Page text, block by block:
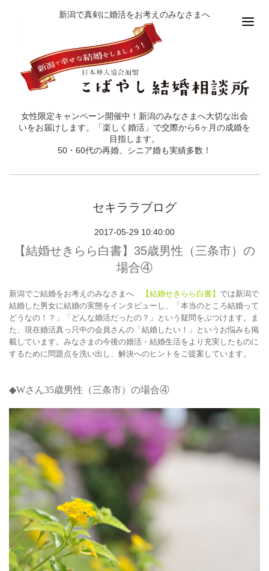
新潟で真剣に婚活をお考えのみなさまへ
女性限定キャンペーン開催中！新潟のみなさまへ大切な出会
いをお届けします。「楽しく婚活」で交際から6ヶ月の成婚を
目指します。
50・60代の再婚、シニア婚も実績多数！
セキララブログ
2017-05-29 10:40:00
【結婚せきらら白書】35歳男性（三条市）の
場合④
新潟でご結婚をお考えのみなさまへ 【結婚せきらら白書】 では新潟で
結婚した男女に結婚の実態をインタビューし、「本当のところ結婚って
どうなの！？」「どんな婚活だったの？」という疑問をぶつけます。ま
た、現在婚活真っ只中の会員さんの「結婚したい！」というお悩みも掲
載しています。みなさまの今後の婚活・結婚生活をより充実したものに
するために問題点を洗い出し、解決へのヒントをご提案しています。
◆Wさん35歳男性（三条市）の場合④